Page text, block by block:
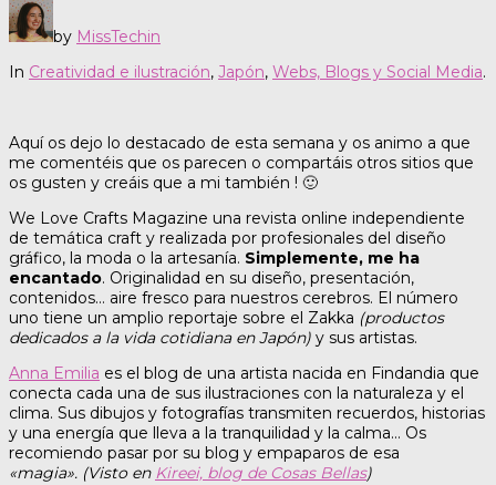
by MissTechin
In Creatividad e ilustración, Japón, Webs, Blogs y Social Media.
Aquí os dejo lo destacado de esta semana y os animo a que
me comentéis que os parecen o compartáis otros sitios que
os gusten y creáis que a mi también ! 🙂
We Love Crafts Magazine una revista online independiente
de temática craft y realizada por profesionales del diseño
gráfico, la moda o la artesanía. Simplemente, me ha
encantado. Originalidad en su diseño, presentación,
contenidos… aire fresco para nuestros cerebros. El número
uno tiene un amplio reportaje sobre el Zakka (productos
dedicados a la vida cotidiana en Japón) y sus artistas.
Anna Emilia es el blog de una artista nacida en Findandia que
conecta cada una de sus ilustraciones con la naturaleza y el
clima. Sus dibujos y fotografías transmiten recuerdos, historias
y una energía que lleva a la tranquilidad y la calma… Os
recomiendo pasar por su blog y empaparos de esa
«magia». (Visto en Kireei, blog de Cosas Bellas)